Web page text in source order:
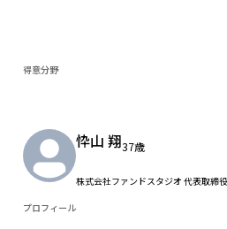
得意分野
忰山 翔37歳
株式会社ファンドスタジオ 代表取締役
プロフィール